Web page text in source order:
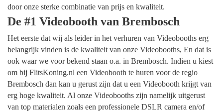
door onze sterke combinatie van prijs en kwaliteit.
De #1 Videobooth van Brembosch
Het eerste dat wij als leider in het verhuren van Videobooths erg
belangrijk vinden is de kwaliteit van onze Videobooths, En dat is
ook waar we voor bekend staan o.a. in Brembosch. Indien u kiest
om bij FlitsKoning.nl een Videobooth te huren voor de regio
Brembosch dan kan u gerust zijn dat u een Videobooth krijgt van
erg hoge kwaliteit. Al onze Videobooths zijn namelijk uitgerust
van top materialen zoals een professionele DSLR camera en/of